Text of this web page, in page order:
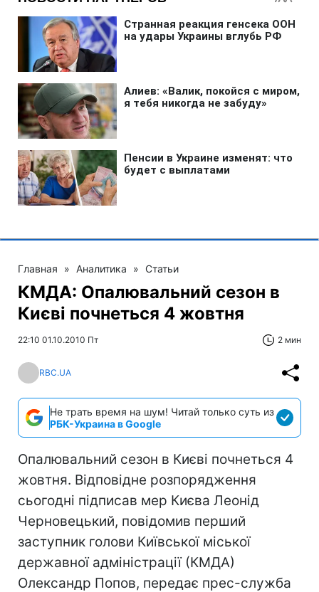
Главная » Аналитика » Статьи
КМДА: Опалювальний сезон в
Києві почнеться 4 жовтня
22:10 01.10.2010 Пт 2 мин
RBC.UA
Не трать время на шум! Читай только суть из
РБК-Украина в Google
Опалювальний сезон в Києві почнеться 4
жовтня. Відповідне розпорядження
сьогодні підписав мер Києва Леонід
Черновецький, повідомив перший
заступник голови Київської міської
державної адміністрації (КМДА)
Олександр Попов, передає прес-служба